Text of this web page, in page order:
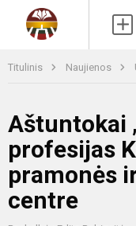
Titulinis Naujienos
Aštuntokai
profesijas
pramonės
centre